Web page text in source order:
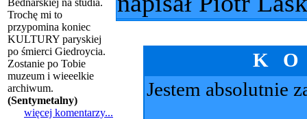
Bednarskiej na studia.
Trochę mi to
przypomina koniec
KULTURY paryskiej
po śmierci Giedroycia.
Zostanie po Tobie
muzeum i wieeelkie
archiwum.
(Sentymetalny)
więcej komentarzy...
K
Jestem absolutnie